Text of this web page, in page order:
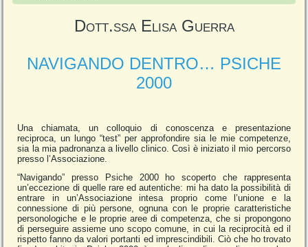
Dott.ssa Elisa Guerra
NAVIGANDO DENTRO… PSICHE
2000
Una chiamata, un colloquio di conoscenza e presentazione
reciproca, un lungo “test” per approfondire sia le mie competenze,
sia la mia padronanza a livello clinico. Così è iniziato il mio percorso
presso l’Associazione.
“Navigando” presso Psiche 2000 ho scoperto che rappresenta
un’eccezione di quelle rare ed autentiche: mi ha dato la possibilità di
entrare in un’Associazione intesa proprio come l’unione e la
connessione di più persone, ognuna con le proprie caratteristiche
personologiche e le proprie aree di competenza, che si propongono
di perseguire assieme uno scopo comune, in cui la reciprocità ed il
rispetto fanno da valori portanti ed imprescindibili. Ciò che ho trovato